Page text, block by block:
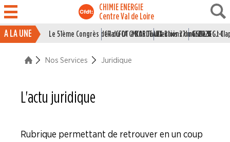
CHIMIE ENERGIE
Centre Val de Loire
ACTUALITÉ
ENTREPRISES
NOS
SERVICES
Le syndicat pour les jeunes
A LA UNE Le 51ème Congrès de la CFDT à BORDEAUX
CR du CA CMCAS Tours Blois 27 mai 2026
Elections du CSE LSI : J-1
Grille IEG :
Nos Services Juridique
L'actu juridique
Rubrique permettant de retrouver en un coup